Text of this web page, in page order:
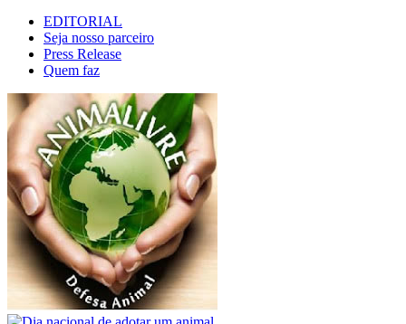
EDITORIAL
Seja nosso parceiro
Press Release
Quem faz